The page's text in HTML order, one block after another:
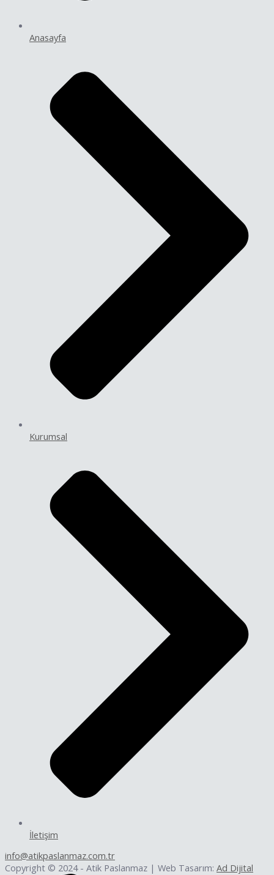
Anasayfa
Kurumsal
İletişim
info@atikpaslanmaz.com.tr
Copyright © 2024 - Atik Paslanmaz | Web Tasarım: Ad Dijital